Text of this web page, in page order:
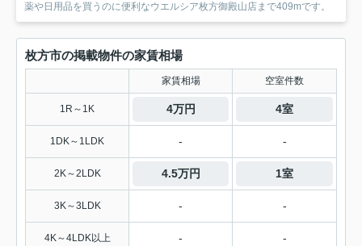
薬や日用品を買うのに便利なウエルシア枚方御殿山店まで409mです。
枚方市の掲載物件の家賃相場
家賃相場 空室件数
1R～1K 4万円 4室
1DK～1LDK - -
2K～2LDK 4.5万円 1室
3K～3LDK - -
4K～4LDK以上 - -